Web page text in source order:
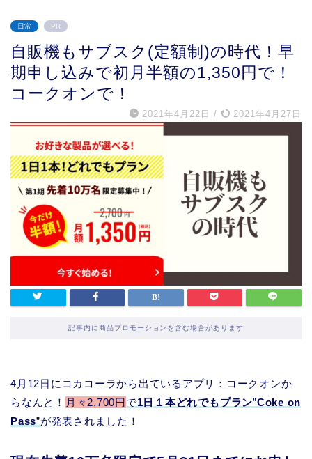
日常 PR
自販機もサブスク(定額制)の時代！早
期申し込みで初月半額の1,350円で！
コークオンで！
2021年4月22日 / 2021年4月27日
記事内に商品プロモーションを含む場合があります
4月12日にコカコーラから出ているアプリ：コークオンか
らなんと！ 月々2,700円で1日１本どれでもプラン”Coke on
Pass”が発表されました！